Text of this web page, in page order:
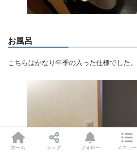
お風呂
こちらはかなり年季の入った仕様でした。
ホーム シェア フォロー メニュー